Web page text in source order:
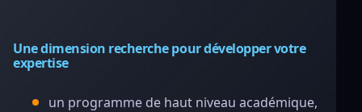
Une dimension recherche pour développer votre
expertise
un programme de haut niveau académique,